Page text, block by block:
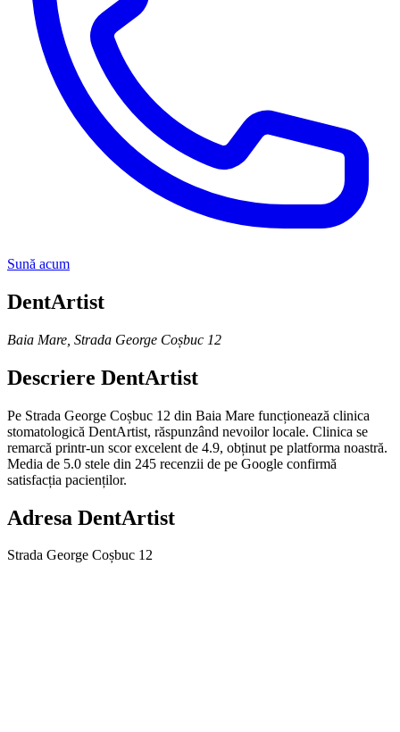
Sună acum
DentArtist
Baia Mare Strada George Coșbuc 12
Descriere DentArtist
Pe Strada George Coșbuc 12 din Baia Mare funcționează clinica
stomatologică DentArtist, răspunzând nevoilor locale. Clinica se
remarcă printr-un scor excelent de 4.9, obținut pe platforma noastră.
Media de 5.0 stele din 245 recenzii de pe Google confirmă
satisfacția pacienților.
Adresa DentArtist
Strada George Coșbuc 12